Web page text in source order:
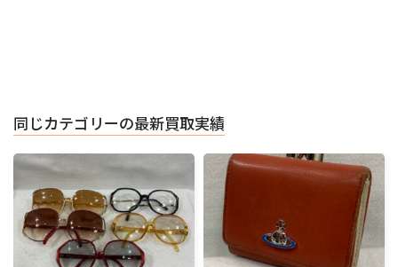
同じカテゴリーの最新買取実績